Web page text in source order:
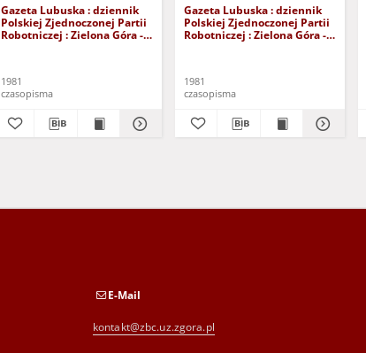
Gazeta Lubuska : dziennik
Polskiej Zjednoczonej Partii
Robotniczej : Zielona Góra -
1981
czasopisma
Gazeta Lubuska : dziennik
Polskiej Zjednoczonej Partii
Robotniczej : Zielona Góra -
1981
czasopisma
E-Mail
kontakt@zbc.uz.zgora.pl